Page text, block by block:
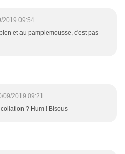
2019 09:54
et au pamplemousse, c'est pas
09/2019 09:21
? Hum ! Bisous